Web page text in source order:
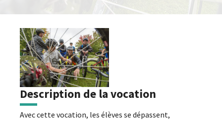
Description de la vocation
Avec cette vocation, les élèves se dépassent,